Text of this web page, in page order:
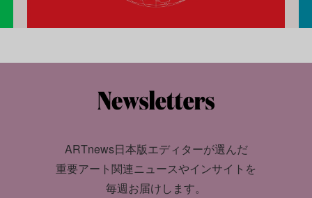
ARTnews日本版エディターが選んだ
重要アート関連ニュースやインサイトを
毎週お届けします。